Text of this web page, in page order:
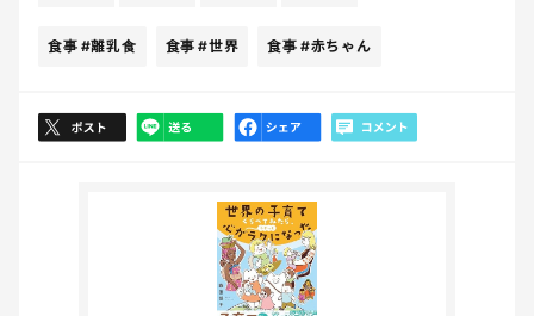
食事 #離乳食 食事 #世界 食事 #赤ちゃん